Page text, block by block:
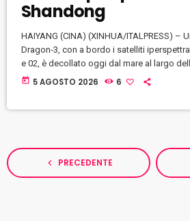
Shandong
HAIYANG (CINA) (XINHUA/ITALPRESS) –
Dragon-3, con a bordo i satelliti
e 02, è decollato oggi dal mare al largo
provincia orientale cinese dello Shandong.
today 5 AGOSTO 2026 6
navigate_before PRECEDENTE